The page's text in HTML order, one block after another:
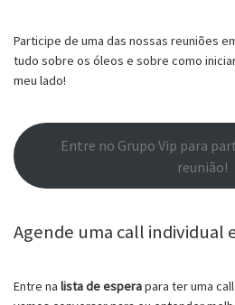
Participe de uma das nossas reuniões
tudo sobre os óleos e sobre como
meu lado!
Entre no Grupo Vip para
reunião!
Agende uma call individual
Entre na lista de esperapara ter uma